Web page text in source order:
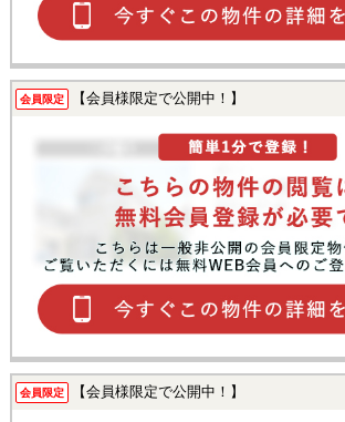
会員限定 【会員様限定で公開中！】
会員限定 【会員様限定で公開中！】